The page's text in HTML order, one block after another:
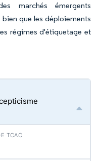
marchés émergents
que les déploiements
régimes d'étiquetage et